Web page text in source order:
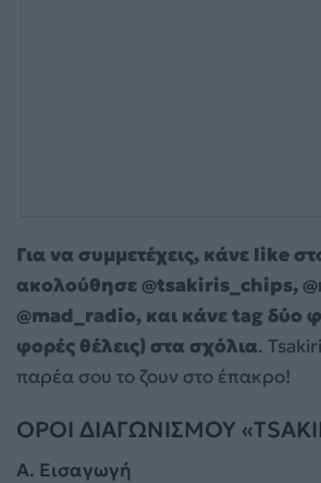
Για να συμμετέχεις, κάνε like
ακολούθησε @tsakiris_chips,
@mad_radio, και κάνε tag δύο
φορές θέλεις) στα σχόλια.
παρέα σου το ζουν στο έπακρο!
OPOI ΔΙΑΓΩΝΙΣΜΟΥ
A. Εισαγωγή